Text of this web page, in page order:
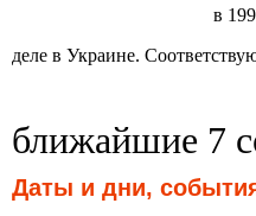
в
деле в Украине.
ближайшие 7
Даты и дни,